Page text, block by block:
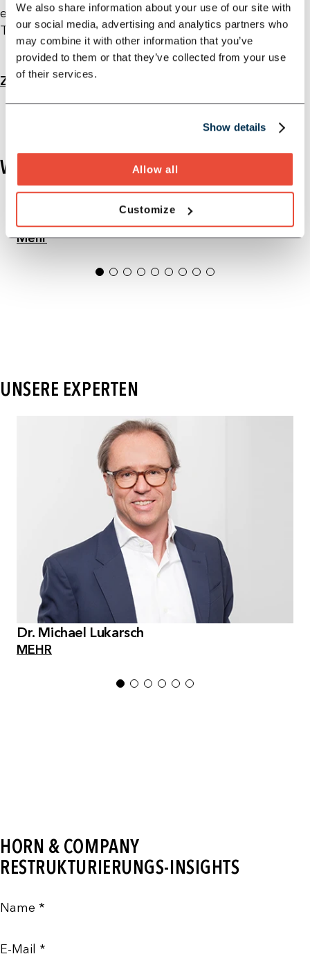
We also share information about your use of our site with
our social media, advertising and analytics partners who
may combine it with other information that you’ve
provided to them or that they’ve collected from your use
of their services.
Show details
Allow all
Customize
eine belastbare, nachvollziehbare Grundlage für
Turnaround-Entscheidungen.
Zurück Zur Übersicht
WEITERE THEMEN
Unternehmensplanung / -plausibilisierung
Mehr
1 2 3 4 5 6 7 8 9
UNSERE EXPERTEN
Dr. Michael Lukarsch
MEHR
1 2 3 4 5 6
HORN & COMPANY
RESTRUKTURIERUNGS-INSIGHTS
Name *
E-Mail *